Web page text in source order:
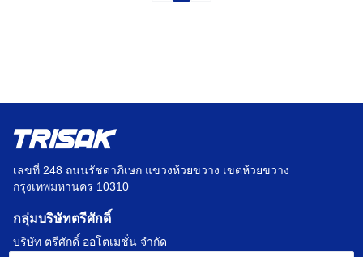
เลขที่ 248 ถนนรัชดาภิเษก แขวงห้วยขวาง เขตห้วยขวาง
กรุงเทพมหานคร 10310
กลุ่มบริษัทตรีศักดิ์
บริษัท ตรีศักดิ์ ออโตเมชั่น จำกัด